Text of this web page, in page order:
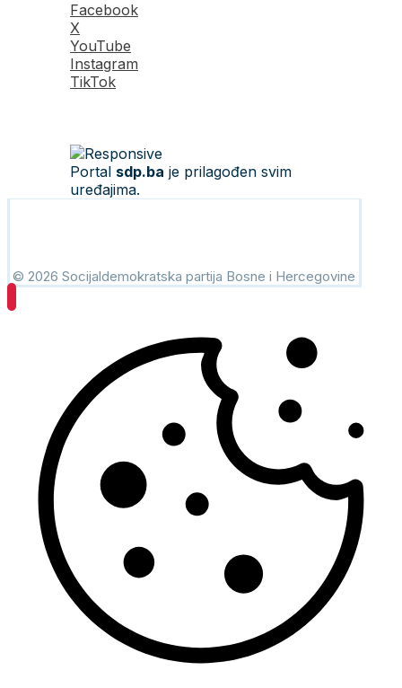
Facebook
X
YouTube
Instagram
TikTok
Portal sdp.ba je prilagođen svim
uređajima.
© 2026 Socijaldemokratska partija Bosne i Hercegovine